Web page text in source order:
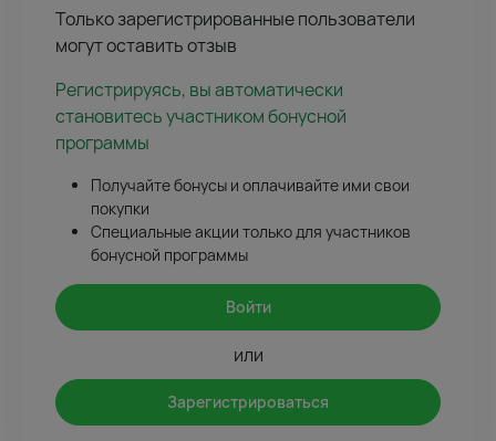
Только зарегистрированные пользователи
могут оставить отзыв
Регистрируясь, вы автоматически
становитесь участником бонусной
программы
Получайте бонусы и оплачивайте ими свои
покупки
Специальные акции только для участников
бонусной программы
Войти
или
Зарегистрироваться